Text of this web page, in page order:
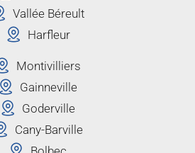
Vallée Béreult
Harfleur
Montivilliers
Gainneville
Goderville
Cany-Barville